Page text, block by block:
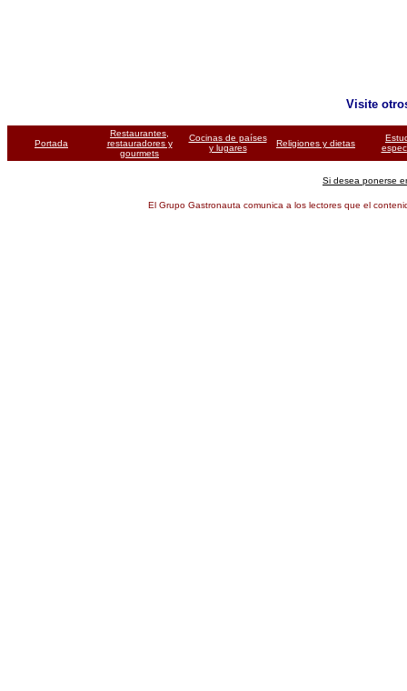
Visite
Portada
Restaurantes,
restauradores y
gourmets
Cocinas de países
y lugares
Religiones y dietas
Si desea ponerse
El Grupo Gastronauta comunica a los lectores que el